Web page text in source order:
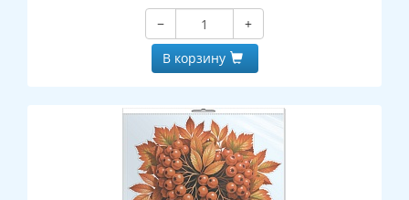
−
+
В корзину